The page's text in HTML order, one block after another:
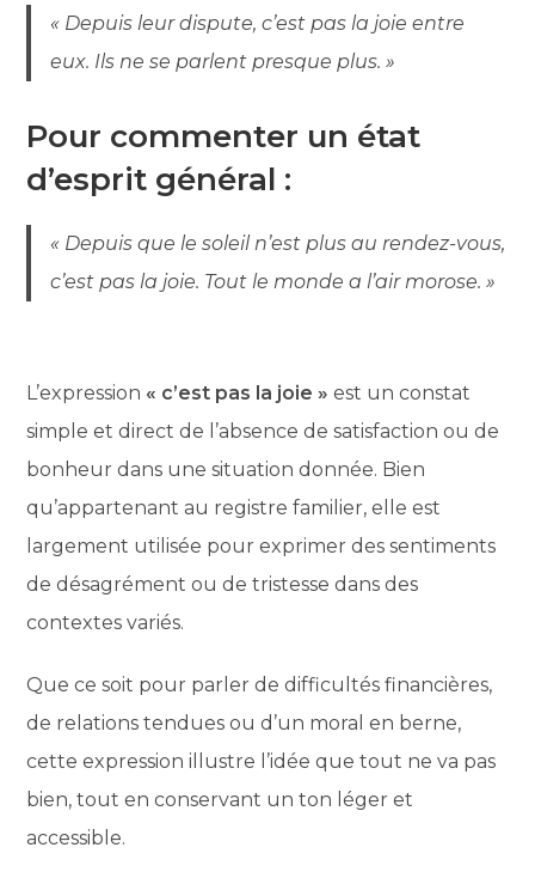
« Depuis leur dispute, c’est pas la joie entre
eux. Ils ne se parlent presque plus. »
Pour commenter un état
d’esprit général :
« Depuis que le soleil n’est plus au rendez-vous,
c’est pas la joie. Tout le monde a l’air morose. »
L’expression « c’est pas la joie » est un constat
simple et direct de l’absence de satisfaction ou de
bonheur dans une situation donnée. Bien
qu’appartenant au registre familier, elle est
largement utilisée pour exprimer des sentiments
de désagrément ou de tristesse dans des
contextes variés.
Que ce soit pour parler de difficultés financières,
de relations tendues ou d’un moral en berne,
cette expression illustre l’idée que tout ne va pas
bien, tout en conservant un ton léger et
accessible.